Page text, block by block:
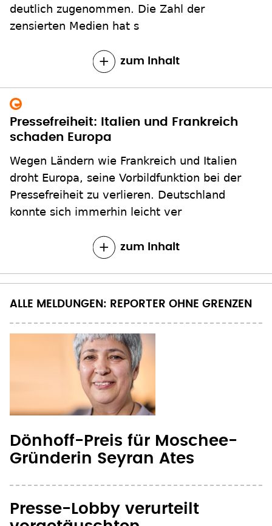
deutlich zugenommen. Die Zahl der
zensierten Medien hat s
zum Inhalt
Pressefreiheit: Italien und Frankreich
schaden Europa
Wegen Ländern wie Frankreich und Italien
droht Europa, seine Vorbildfunktion bei der
Pressefreiheit zu verlieren. Deutschland
konnte sich immerhin leicht ver
zum Inhalt
ALLE MELDUNGEN: REPORTER OHNE GRENZEN
Dönhoff-Preis für Moschee-
Gründerin Seyran Ates
Presse-Lobby verurteilt